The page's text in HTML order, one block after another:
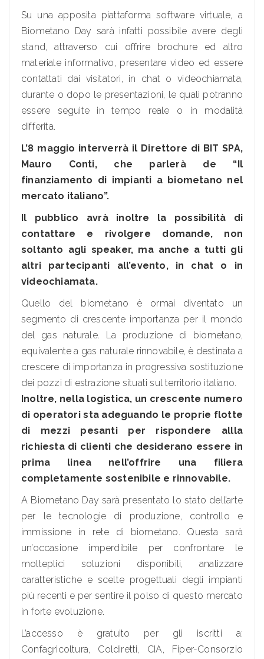
Su una apposita piattaforma software virtuale, a
Biometano Day sarà infatti possibile avere degli
stand, attraverso cui offrire brochure ed altro
materiale informativo, presentare video ed essere
contattati dai visitatori, in chat o videochiamata,
durante o dopo le presentazioni, le quali potranno
essere seguite in tempo reale o in modalità
differita.
L’8 maggio interverrà il Direttore di BIT SPA,
Mauro Conti, che parlerà de “Il
finanziamento di impianti a biometano nel
mercato italiano”.
Il pubblico avrà inoltre la possibilità di
contattare e rivolgere domande, non
soltanto agli speaker, ma anche a tutti gli
altri partecipanti all’evento, in chat o in
videochiamata.
Quello del biometano è ormai diventato un
segmento di crescente importanza per il mondo
del gas naturale. La produzione di biometano,
equivalente a gas naturale rinnovabile, è destinata a
crescere di importanza in progressiva sostituzione
dei pozzi di estrazione situati sul territorio italiano.
Inoltre, nella logistica, un crescente numero
di operatori sta adeguando le proprie flotte
di mezzi pesanti per rispondere allla
richiesta di clienti che desiderano essere in
prima linea nell’offrire una filiera
completamente sostenibile e rinnovabile.
A Biometano Day sarà presentato lo stato dell’arte
per le tecnologie di produzione, controllo e
immissione in rete di biometano. Questa sarà
un’occasione imperdibile per confrontare le
molteplici soluzioni disponibili, analizzare
caratteristiche e scelte progettuali degli impianti
più recenti e per sentire il polso di questo mercato
in forte evoluzione.
L’accesso è gratuito per gli iscritti a:
Confagricoltura, Coldiretti, CIA, Fiper-Consorzio